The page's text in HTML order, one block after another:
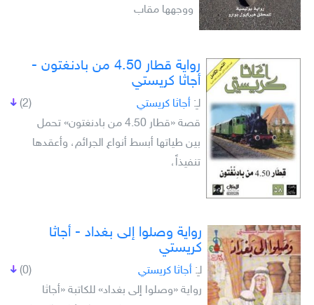
ووجهها مقاب
رواية قطار 4.50 من بادنغتون -
أجاثا كريستي
(2) لـِ: أجاثا كريستي
قصة «قطار 4.50 من بادنغتون» تحمل
بين طياتها أبسط أنواع الجرائم، وأعقدها
تنفيذاً،
رواية وصلوا إلى بغداد - أجاثا
كريستي
(0) لـِ:أجاثا كريستي
رواية «وصلوا إلى بغداد» للكاتبة «أجاثا